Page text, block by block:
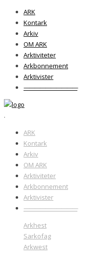
ARK
Kontark
Arkiv
OM ARK
Arktiviteter
Arkbonnement
Arktivister
——————————
.
ARK
Kontark
Arkiv
OM ARK
Arktiviteter
Arkbonnement
Arktivister
——————————
Arkhest
Sarkofag
Arkwest